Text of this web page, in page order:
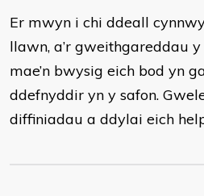
Er mwyn i chi ddeall
llawn, a’r gweithgareddau y
mae’n bwysig eich bod yn
ddefnyddir yn y safon.
diffiniadau a ddylai eich